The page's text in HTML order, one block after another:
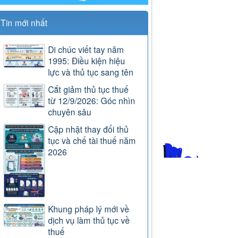
Tin mới nhất
Di chúc viết tay năm
1995: Điều kiện hiệu
lực và thủ tục sang tên
Cắt giảm thủ tục thuế
từ 12/9/2026: Góc nhìn
chuyên sâu
Cập nhật thay đổi thủ
tục và chế tài thuế năm
2026
Khung pháp lý mới về
dịch vụ làm thủ tục về
thuế